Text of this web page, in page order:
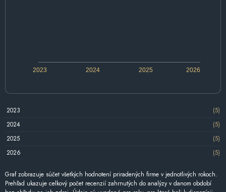
2024 2026
2023 2025
2023
(5)
2024
(5)
2025
(5)
2026
(5)
Graf zobrazuje súčet všetkých hodnotení priradených firme v jednotlivých rokoch.
Prehľad ukazuje celkový počet recenzií zahrnutých do analýzy v danom období